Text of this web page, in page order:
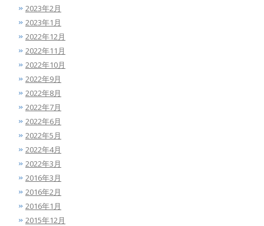
2023年2月
2023年1月
2022年12月
2022年11月
2022年10月
2022年9月
2022年8月
2022年7月
2022年6月
2022年5月
2022年4月
2022年3月
2016年3月
2016年2月
2016年1月
2015年12月